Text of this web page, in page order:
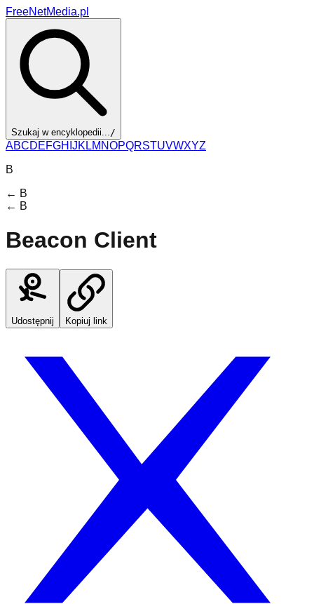
FreeNetMedia.pl
Szukaj w encyklopedii.../
ABCDEFGH JK LM NOPQRSTUVWXYZ
B
← B
← B
Beacon Client
Udostępnij Kopiuj link